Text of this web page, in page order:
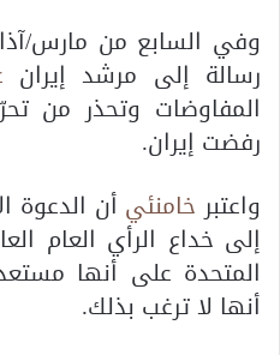
وفي السابع من مارس/
رسالة إلى مرشد إيران
المفاوضات وتحذر من
رفضت إيران.
واعتبر خامنئي أن الدعوة
إلى خداع الرأي العام
المتحدة على أنها
أنها لا ترغب بذلك.